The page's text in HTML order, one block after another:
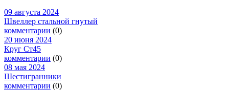
09 августа 2024
Швеллер стальной гнутый
комментарии (0)
20 июня 2024
Круг Ст45
комментарии (0)
08 мая 2024
Шестигранники
комментарии (0)